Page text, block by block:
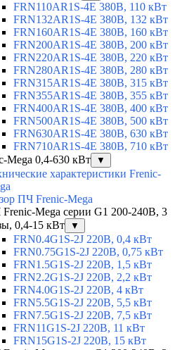
FRN110AR1S-4E 380В, 110 кВт
FRN132AR1S-4E 380В, 132 кВт
FRN160AR1S-4E 380В, 160 кВт
FRN200AR1S-4E 380В, 200 кВт
FRN220AR1S-4E 380В, 220 кВт
FRN280AR1S-4E 380В, 280 кВт
FRN315AR1S-4E 380В, 315 кВт
FRN355AR1S-4E 380В, 355 кВт
FRN400AR1S-4E 380В, 400 кВт
FRN500AR1S-4E 380В, 500 кВт
FRN630AR1S-4E 380В, 630 кВт
FRN710AR1S-4E 380В, 710 кВт
Mega 0,4-630 кВт
▼
характеристики Frenic-
ПЧ Frenic-Mega
Mega серии G1 200-240В, 3
0,4-15 кВт
▼
FRN0.4G1S-2J 220В, 0,4 кВт
FRN0.75G1S-2J 220В, 0,75 кВт
FRN1.5G1S-2J 220В, 1,5 кВт
FRN2.2G1S-2J 220В, 2,2 кВт
FRN4.0G1S-2J 220В, 4 кВт
FRN5.5G1S-2J 220В, 5,5 кВт
FRN7.5G1S-2J 220В, 7,5 кВт
FRN11G1S-2J 220В, 11 кВт
FRN15G1S-2J 220В, 15 кВт